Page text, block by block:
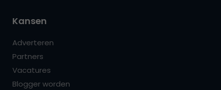
Kansen
Adverteren
Partners
Vacatures
Blogger worden